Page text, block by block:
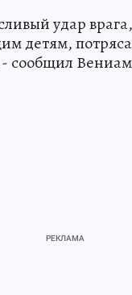
удар
детям,
- сообщил